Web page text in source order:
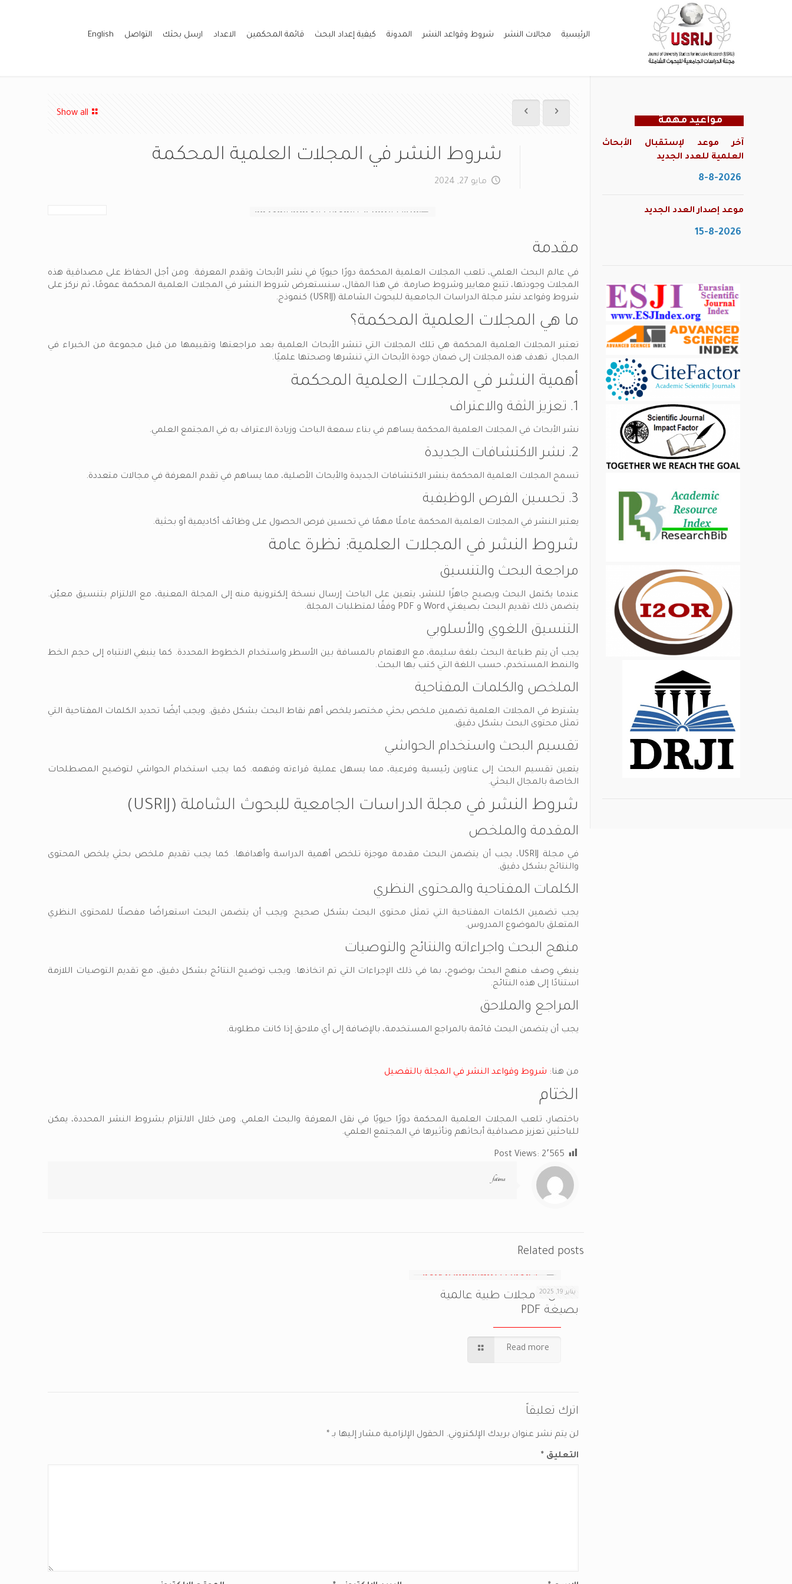
الرئيسية مجالات النشر شروط وقواعد النشر المدونة كيفية إعداد البحث قائمة المحكمين الاعداد ارسل بحثك التواصل English
Show all
شروط النشر في المجلات العلمية المحكمة
مايو 27, 2024
مقدمة
في عالم البحث العلمي، تلعب المجلات العلمية المحكمة دورًا حيويًا في نشر الأبحاث وتقدم المعرفة. ومن أجل الحفاظ على مصداقية هذه
المجلات وجودتها، تتبع معايير وشروط صارمة. في هذا المقال، سنستعرض شروط النشر في المجلات العلمية المحكمة عمومًا، ثم نركز على
شروط وقواعد نشر مجلة الدراسات الجامعية للبحوث الشاملة (USRIJ) كنموذج.
ما هي المجلات العلمية المحكمة؟
تعتبر المجلات العلمية المحكمة هي تلك المجلات التي تنشر الأبحاث العلمية بعد مراجعتها وتقييمها من قبل مجموعة من الخبراء في
المجال. تهدف هذه المجلات إلى ضمان جودة الأبحاث التي تنشرها وصحتها علميًا.
أهمية النشر في المجلات العلمية المحكمة
1. تعزيز الثقة والاعتراف
نشر الأبحاث في المجلات العلمية المحكمة يساهم في بناء سمعة الباحث وزيادة الاعتراف به في المجتمع العلمي.
2. نشر الاكتشافات الجديدة
تسمح المجلات العلمية المحكمة بنشر الاكتشافات الجديدة والأبحاث الأصلية، مما يساهم في تقدم المعرفة في مجالات متعددة.
3. تحسين الفرص الوظيفية
يعتبر النشر في المجلات العلمية المحكمة عاملًا مهمًا في تحسين فرص الحصول على وظائف أكاديمية أو بحثية.
شروط النشر في المجلات العلمية: نظرة عامة
مراجعة البحث والتنسيق
عندما يكتمل البحث ويصبح جاهزًا للنشر، يتعين على الباحث إرسال نسخة إلكترونية منه إلى المجلة المعنية، مع الالتزام بتنسيق معيّن.
يتضمن ذلك تقديم البحث بصيغتي Word و PDF وفقًا لمتطلبات المجلة.
التنسيق اللغوي والأسلوبي
يجب أن يتم طباعة البحث بلغة سليمة، مع الاهتمام بالمسافة بين الأسطر واستخدام الخطوط المحددة. كما ينبغي الانتباه إلى حجم الخط
والنمط المستخدم، حسب اللغة التي كتب بها البحث.
الملخص والكلمات المفتاحية
يشترط في المجلات العلمية تضمين ملخص بحثي مختصر يلخص أهم نقاط البحث بشكل دقيق. ويجب أيضًا تحديد الكلمات المفتاحية التي
تمثل محتوى البحث بشكل دقيق.
تقسيم البحث واستخدام الحواشي
يتعين تقسيم البحث إلى عناوين رئيسية وفرعية، مما يسهل عملية قراءته وفهمه. كما يجب استخدام الحواشي لتوضيح المصطلحات
الخاصة بالمجال البحثي.
شروط النشر في مجلة الدراسات الجامعية للبحوث الشاملة (USRIJ)
المقدمة والملخص
في مجلة USRIJ، يجب أن يتضمن البحث مقدمة موجزة تلخص أهمية الدراسة وأهدافها. كما يجب تقديم ملخص بحثي يلخص المحتوى
والنتائج بشكل دقيق.
الكلمات المفتاحية والمحتوى النظري
يجب تضمين الكلمات المفتاحية التي تمثل محتوى البحث بشكل صحيح. ويجب أن يتضمن البحث استعراضًا مفصلًا للمحتوى النظري
المتعلق بالموضوع المدروس.
منهج البحث واجراءاته والنتائج والتوصيات
ينبغي وصف منهج البحث بوضوح، بما في ذلك الإجراءات التي تم اتخاذها. ويجب توضيح النتائج بشكل دقيق، مع تقديم التوصيات اللازمة
استنادًا إلى هذه النتائج.
المراجع والملاحق
يجب أن يتضمن البحث قائمة بالمراجع المستخدمة، بالإضافة إلى أي ملاحق إذا كانت مطلوبة.
من هنا: شروط وقواعد النشر في المجلة بالتفصيل
الختام
باختصار، تلعب المجلات العلمية المحكمة دورًا حيويًا في نقل المعرفة والبحث العلمي. ومن خلال الالتزام بشروط النشر المحددة، يمكن
للباحثين تعزيز مصداقية أبحاثهم وتأثيرها في المجتمع العلمي.
Post Views: 2٬565
fatima
Related posts
يناير 19, 2025
أفضل 9 مجلات طبية عالمية
بصيغة PDF
Read more
اترك تعليقاً
لن يتم نشر عنوان بريدك الإلكتروني. الحقول الإلزامية مشار إليها بـ *
التعليق *
مواعيد مهمة
آخر موعد لإستقبال الأبحاث
العلمية للعدد الجديد
موعد إصدار العدد الجديد